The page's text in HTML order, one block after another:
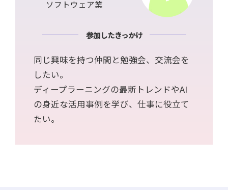
ソフトウェア業
参加したきっかけ
同じ興味を持つ仲間と勉強会、交流会を
したい。
ディープラーニングの最新トレンドやAI
の身近な活用事例を学び、仕事に役立て
たい。